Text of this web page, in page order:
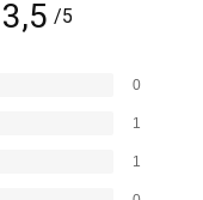
3,5 /5
0
1
1